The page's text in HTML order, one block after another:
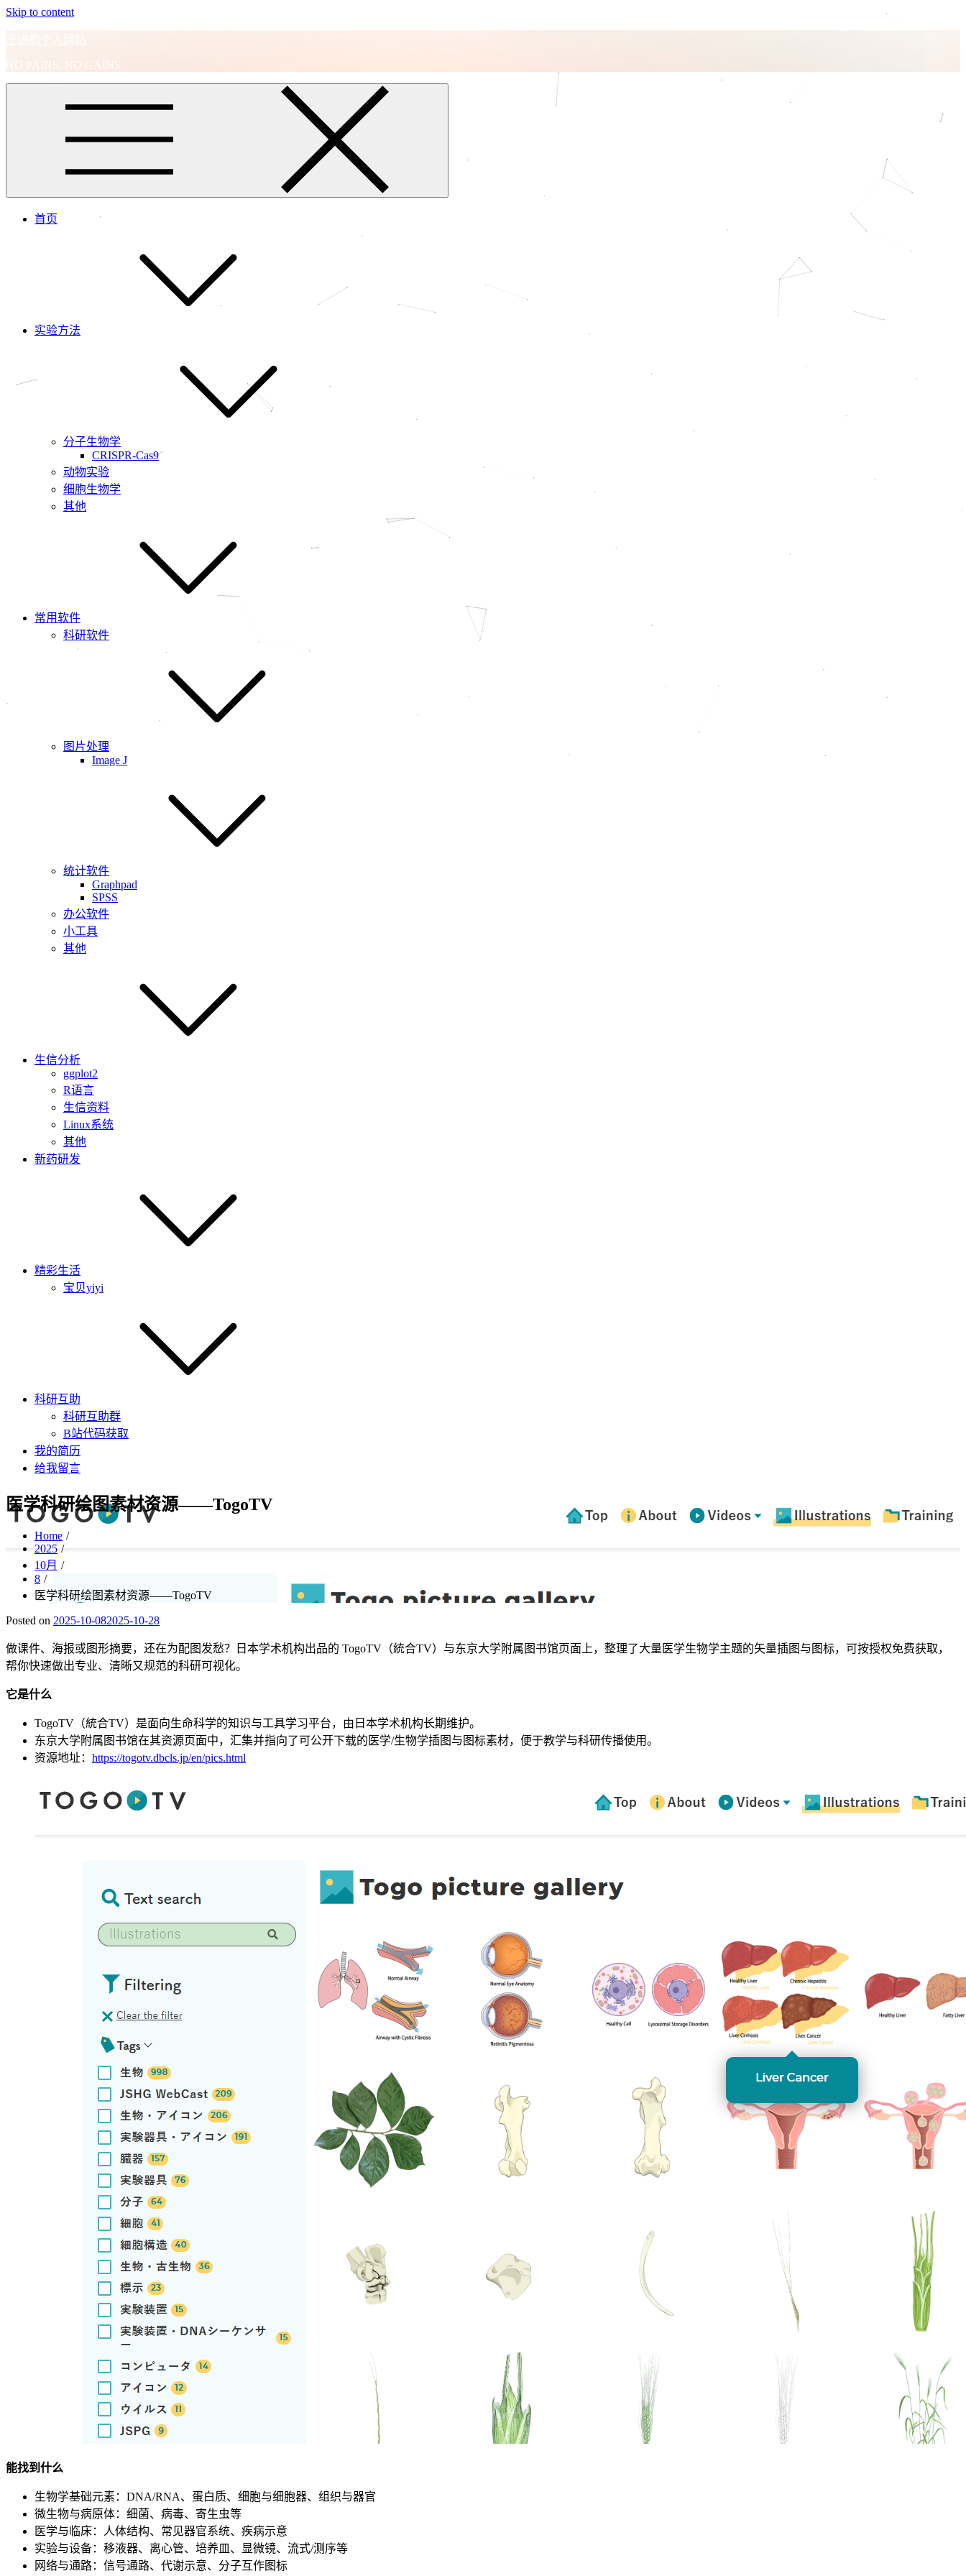
Skip to content
王进的个人网站
NO PAINS, NO GAINS.
首页
实验方法
分子生物学
CRISPR-Cas9
动物实验
细胞生物学
其他
常用软件
科研软件
图片处理
Image J
统计软件
Graphpad
SPSS
办公软件
小工具
其他
生信分析
ggplot2
R语言
生信资料
Linux系统
其他
新药研发
精彩生活
宝贝yiyi
科研互助
科研互助群
B站代码获取
我的简历
给我留言
医学科研绘图素材资源——TogoTV
Home
2025
10月
8
医学科研绘图素材资源——TogoTV
Posted on 2025-10-082025-10-28
做课件、海报或图形摘要，还在为配图发愁？日本学术机构出品的 TogoTV（統合TV）与东京大学附属图书馆页面上，整理了大量医学生物学主题的矢量插图与图标，可按授权免费获取，
帮你快速做出专业、清晰又规范的科研可视化。
它是什么
TogoTV（統合TV）是面向生命科学的知识与工具学习平台，由日本学术机构长期维护。
东京大学附属图书馆在其资源页面中，汇集并指向了可公开下载的医学/生物学插图与图标素材，便于教学与科研传播使用。
资源地址： https://togotv.dbcls.jp/en/pics.html
能找到什么
生物学基础元素：DNA/RNA、蛋白质、细胞与细胞器、组织与器官
微生物与病原体：细菌、病毒、寄生虫等
医学与临床：人体结构、常见器官系统、疾病示意
实验与设备：移液器、离心管、培养皿、显微镜、流式/测序等
网络与通路：信号通路、代谢示意、分子互作图标